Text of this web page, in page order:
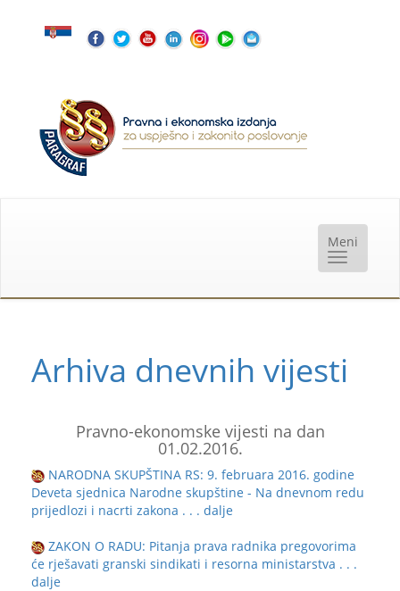
Arhiva dnevnih vijesti
Pravno-ekonomske vijesti na dan
01.02.2016.
NARODNA SKUPŠTINA RS: 9. februara 2016. godine
Deveta sjednica Narodne skupštine - Na dnevnom redu
prijedlozi i nacrti zakona . . . dalje
ZAKON O RADU: Pitanja prava radnika pregovorima
će rješavati granski sindikati i resorna ministarstva . . .
dalje